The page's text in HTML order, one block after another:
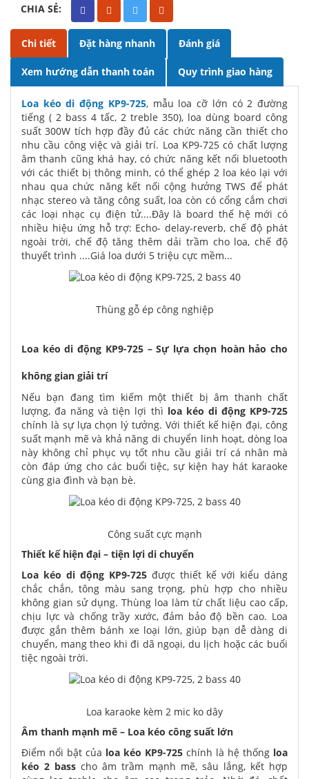
CHIA SẺ:
Chi tiết Đặt hàng nhanh Đánh giá
Xem hướng dẫn thanh toán Quy trình giao hàng
Loa kéo di động KP9-725, mẫu loa cỡ lớn có 2 đường
tiếng ( 2 bass 4 tấc, 2 treble 350), loa dùng board công
suất 300W tích hợp đầy đủ các chức năng cần thiết cho
nhu cầu công việc và giải trí. Loa KP9-725 có chất lượng
âm thanh cũng khá hay, có chức năng kết nối bluetooth
với các thiết bị thông minh, có thể ghép 2 loa kéo lại với
nhau qua chức năng kết nối cộng hưởng TWS để phát
nhạc stereo và tăng công suất, loa còn có cổng cắm chơi
các loại nhạc cụ điện tử....Đây là board thế hệ mới có
nhiều hiệu ứng hỗ trợ: Echo- delay-reverb, chế độ phát
ngoài trời, chế độ tăng thêm dải trầm cho loa, chế độ
thuyết trình ....Giá loa dưới 5 triệu cực mềm...
Thùng gỗ ép công nghiệp
Loa kéo di động KP9-725 – Sự lựa chọn hoàn hảo cho
không gian giải trí
Nếu bạn đang tìm kiếm một thiết bị âm thanh chất
lượng, đa năng và tiện lợi thì loa kéo di động KP9-725
chính là sự lựa chọn lý tưởng. Với thiết kế hiện đại, công
suất mạnh mẽ và khả năng di chuyển linh hoạt, dòng loa
này không chỉ phục vụ tốt nhu cầu giải trí cá nhân mà
còn đáp ứng cho các buổi tiệc, sự kiện hay hát karaoke
cùng gia đình và bạn bè.
Công suất cực mạnh
Thiết kế hiện đại – tiện lợi di chuyển
Loa kéo di động KP9-725 được thiết kế với kiểu dáng
chắc chắn, tông màu sang trọng, phù hợp cho nhiều
không gian sử dụng. Thùng loa làm từ chất liệu cao cấp,
chịu lực và chống trầy xước, đảm bảo độ bền cao. Loa
được gắn thêm bánh xe loại lớn, giúp bạn dễ dàng di
chuyển, mang theo khi đi dã ngoại, du lịch hoặc các buổi
tiệc ngoài trời.
Loa karaoke kèm 2 mic ko dây
Âm thanh mạnh mẽ – Loa kéo công suất lớn
Điểm nổi bật của loa kéo KP9-725 chính là hệ thống loa
kéo 2 bass cho âm trầm mạnh mẽ, sâu lắng, kết hợp